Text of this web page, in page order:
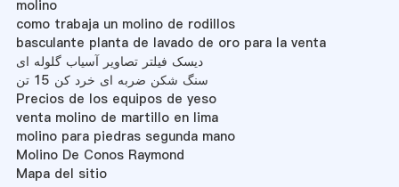
molino
como trabaja un molino de rodillos
basculante planta de lavado de oro para la venta
دیسک فیلتر تصاویر آسیاب گلوله ای
سنگ شکن ضربه ای خرد کن 15 تن
Precios de los equipos de yeso
venta molino de martillo en lima
molino para piedras segunda mano
Molino De Conos Raymond
Mapa del sitio